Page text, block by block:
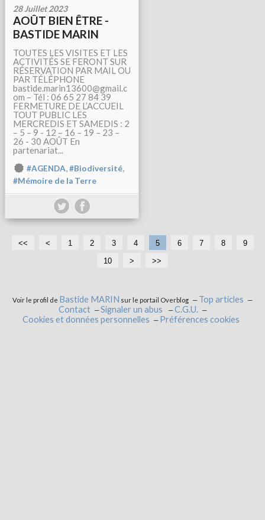
28 Juillet 2023
AOÛT BIEN ÊTRE -
BASTIDE MARIN
TOUTES LES VISITES ET LES
ACTIVITÉS SE FERONT SUR
RÉSERVATION PAR MAIL OU
PAR TÉLÉPHONE
bastide.marin13600@gmail.c
om – Tél : 06 65 27 84 39
FERMETURE DE L’ACCUEIL
TOUT PUBLIC LES
MERCREDIS ET SAMEDIS : 2
– 5 – 9 - 12 – 16 – 19 – 23 –
26 - 30 AOÛT En
partenariat...
#AGENDA,#Biodiversité,
#Mémoire de la Terre
<< < 1 2 3 4 5 6 7 8
9
10
> >>
Voir le profil de Bastide MARIN sur le portail Overblog
Top articles
Contact
Signaler un abus
C.G.U.
Cookies et données personnelles
Préférences cookies